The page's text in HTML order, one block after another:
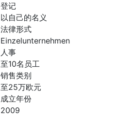
登记
以自己的名义
法律形式
Einzelunternehmen
人事
至10名员工
销售类别
至25万欧元
成立年份
2009